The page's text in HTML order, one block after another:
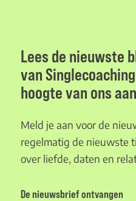
Lees de nieuwste
van
hoogte van ons
Meld je aan voor de
regelmatig de nieuwste
over liefde, daten en
De nieuwsbrief ontvangen